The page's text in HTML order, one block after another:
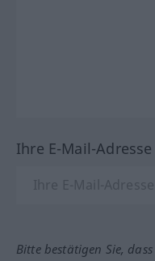
Ihre E-Mail-
Bitte bestätigen Sie,